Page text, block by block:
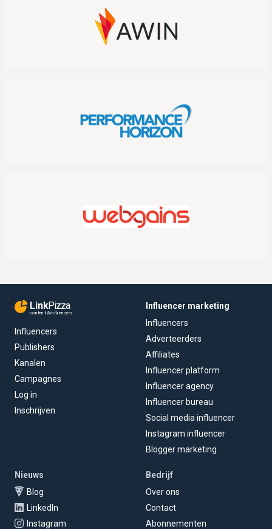
LinkPizza
content & influencers
Influencers
Publishers
Kanalen
Campagnes
Log in
Inschrijven
Influencer marketing
Influencers
Adverteerders
Affiliates
Influencer platform
Influencer agency
Influencer bureau
Social media influencer
Instagram influencer
Blogger marketing
Nieuws
Blog
LinkedIn
Instagram
Bedrijf
Over ons
Contact
Abonnementen